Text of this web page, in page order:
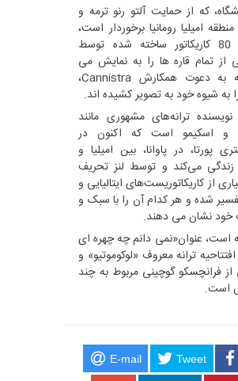
که از حمایت آلتو رنو ترمه و
امیلیا رومانیا برخوردار است،
بیش از 80 کاریکاتور ساخته شده توسط
از تمام قاره ها را به نمایش می
گذارد که به دعوت همکارش Cannistra،
به شیوه خود به تصویر کشیده اند.
نویسنده ترانه‌های مشهوری مانند
و اسکیمو است که اکنون در
پورتا، در پاوانا، بین امیلیا و
زندگی می‌کند و توسط لنز تحریف
از کاریکاتوریست‌های ایتالیایی و
شده و هر کدام آن را با سبک و
نشان می دهند.
است، عنوان«نمی دانم چه چهره ای
ترانه معروف «لوکوموتیو» و
از فرانچسکو گوچینی مربوط به چند
است.
E-mail Tweet